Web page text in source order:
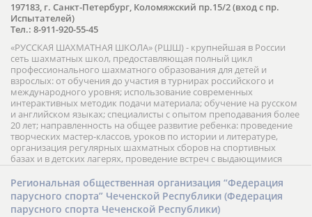
197183, г. Санкт-Петербург, Коломяжский пр.15/2 (вход с пр.
Испытателей)
Тел.: 8-911-920-55-45
«РУССКАЯ ШАХМАТНАЯ ШКОЛА» (РШШ) - крупнейшая в России
сеть шахматных школ, предоставляющая полный цикл
профессионального шахматного образования для детей и
взрослых: от обучения до участия в турнирах российского и
международного уровня; использование современных
интерактивных методик подачи материала; обучение на русском
и английском языках; специалисты с опытом преподавания более
20 лет; направленность на общее развитие ребенка: проведение
творческих мастер-классов, уроков по истории и литературе,
организация регулярных шахматных сборов на спортивных
базах и в детских лагерях, проведение встреч с выдающимися
шахматистами; корпоративное обучение; онлайн обучение в
форме вебинаров и индивидуальных занятий, круглые столы
российских и международных тренеров, организация фестивалей;
онлайн трансляция мероприятий и турниров.
Региональная общественная организация “Федерация
парусного спорта” Чеченской Республики (Федерация
парусного спорта Чеченской Республики)